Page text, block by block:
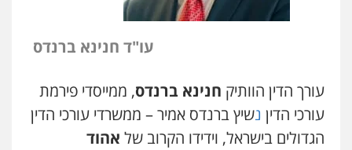
עו"ד חנינא ברנדס
עורך הדין הוותיק חנינא ברנדס, ממייסדי פירמת
עורכי הדין נשיץ ברנדס אמיר – ממשרדי עורכי הדין
הגדולים בישראל, וידידו הקרוב של אהוד